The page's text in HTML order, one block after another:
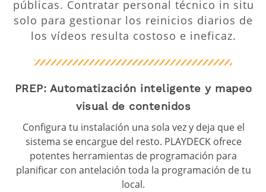
públicas. Contratar personal técnico in situ
solo para gestionar los reinicios diarios de
los vídeos resulta costoso e ineficaz.
PREP: Automatización inteligente y mapeo
visual de contenidos
Configura tu instalación una sola vez y deja que el
sistema se encargue del resto. PLAYDECK ofrece
potentes herramientas de programación para
planificar con antelación toda la programación de tu
local.